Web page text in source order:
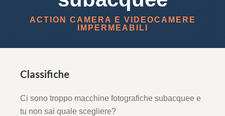
ACTION CAMERA E VIDEOCAMERE
IMPERMEABILI
Classifiche
Ci sono troppo macchine fotografiche subacquee e
tu non sai quale scegliere?